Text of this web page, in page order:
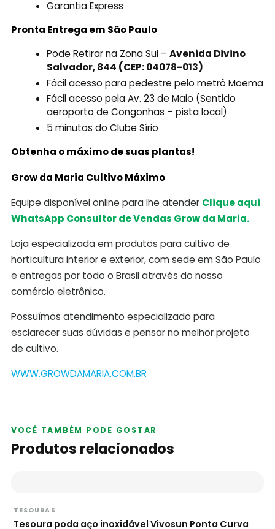
Garantia Express
Pronta Entrega em São Paulo
Pode Retirar na Zona Sul –Avenida Divino
Salvador, 844 (CEP: 04078-013)
Fácil acesso para pedestre pelo metrô Moema
Fácil acesso pela Av. 23 de Maio (Sentido
aeroporto de Congonhas – pista local)
5 minutos do Clube Sírio
Obtenha o máximo de suas plantas!
Grow da Maria Cultivo Máximo
Equipe disponível online para lhe atender Clique aqui
WhatsApp Consultor de Vendas Grow da Maria.
Loja especializada em produtos para cultivo de
horticultura interior e exterior, com sede em São Paulo
e entregas por todo o Brasil através do nosso
comércio eletrônico.
Possuímos atendimento especializado para
esclarecer suas dúvidas e pensar no melhor projeto
de cultivo.
WWW.GROWDAMARIA.COM.BR
VOCÊ TAMBÉM PODE GOSTAR
Produtos relacionados
TESOURAS
Tesoura poda aço inoxidável Vivosun Ponta Curva